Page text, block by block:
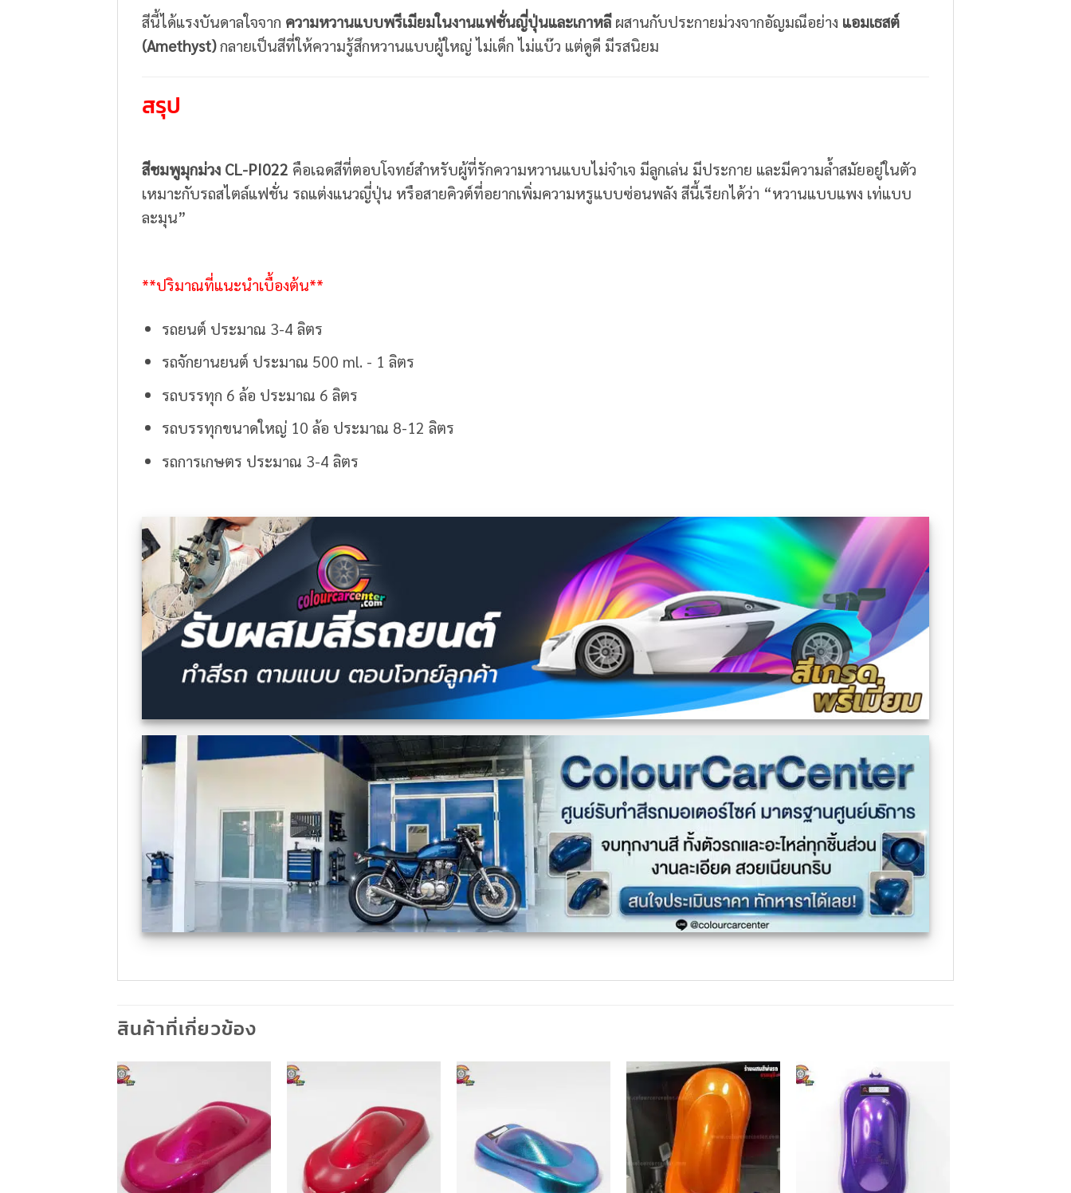
สีนี้ได้แรงบันดาลใจจาก ความหวานแบบพรีเมียมในงานแฟชั่นญี่ปุ่นและเกาหลีผสานกับประกายม่วงจากอัญมณีอย่าง แอมเธสต์
(Amethyst)กลายเป็นสีที่ให้ความรู้สึกหวานแบบผู้ใหญ่ ไม่เด็ก ไม่แบ๊ว แต่ดูดี มีรสนิยม
สรุป
สีชมพูมุกม่วง CL-PI022 คือเฉดสีที่ตอบโจทย์สำหรับผู้ที่รักความหวานแบบไม่จำเจ มีลูกเล่น มีประกาย และมีความล้ำสมัยอยู่ในตัว
เหมาะกับรถสไตล์แฟชั่น รถแต่งแนวญี่ปุ่น หรือสายคิวต์ที่อยากเพิ่มความหรูแบบซ่อนพลัง สีนี้เรียกได้ว่า “หวานแบบแพง เท่แบบ
ละมุน”
**ปริมาณที่แนะนำเบื้องต้น**
รถยนต์ ประมาณ 3-4 ลิตร
รถจักยานยนต์ ประมาณ 500 ml. - 1 ลิตร
รถบรรทุก 6 ล้อ ประมาณ 6 ลิตร
รถบรรทุกขนาดใหญ่ 10 ล้อ ประมาณ 8-12 ลิตร
รถการเกษตร ประมาณ 3-4 ลิตร
สินค้าที่เกี่ยวข้อง